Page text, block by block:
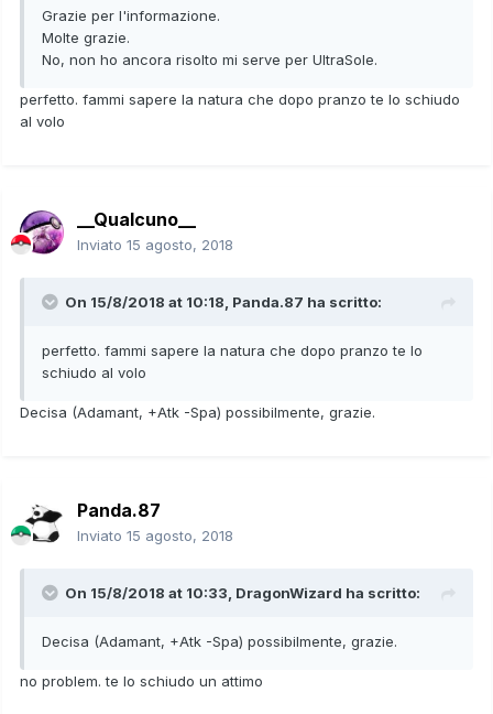
Grazie per l'informazione.
Molte grazie.
No, non ho ancora risolto mi serve per UltraSole.
perfetto. fammi sapere la natura che dopo pranzo te lo schiudo
al volo
__Qualcuno__
Inviato 15 agosto, 2018
On 15/8/2018 at 10:18, Panda.87 ha scritto:
perfetto. fammi sapere la natura che dopo pranzo te lo
schiudo al volo
Decisa (Adamant, +Atk -Spa) possibilmente, grazie.
Panda.87
Inviato 15 agosto, 2018
On 15/8/2018 at 10:33, DragonWizard ha scritto:
Decisa (Adamant, +Atk -Spa) possibilmente, grazie.
no problem. te lo schiudo un attimo